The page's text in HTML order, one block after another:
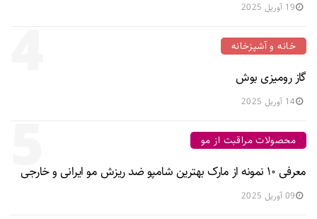
19 آوریل 2025
خانه و آشپزخانه
گاز رومیزی بوش
14 آوریل 2025
5 محصولات مراقبت از مو
معرفی ۱۰ نمونه از مارک بهترین شامپو ضد ریزش مو ایرانی و خارجی
09 آوریل 2025